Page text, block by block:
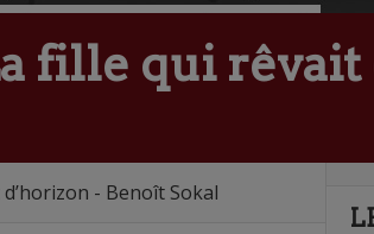
fille qui rêvait
- Benoît Sokal